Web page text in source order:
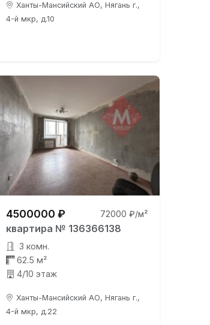
Ханты-Мансийский АО, Нягань г.,
4-й мкр, д.10
4500000 ₽ 72000 ₽/м²
квартира № 136366138
3 комн.
62.5 м²
4/10 этаж
Ханты-Мансийский АО, Нягань г.,
4-й мкр, д.22